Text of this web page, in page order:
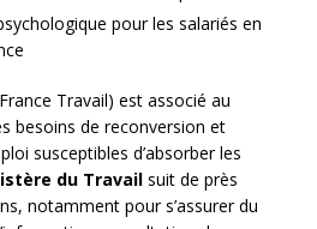
pour les salariés en
Travail) est associé au
besoins de reconversion et
susceptibles d’absorber les
du Travail suit de près
notamment pour s’assurer du